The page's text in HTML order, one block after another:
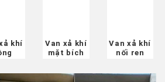
khí
Van xả khí
mặt bích
Van xả khí
nối ren